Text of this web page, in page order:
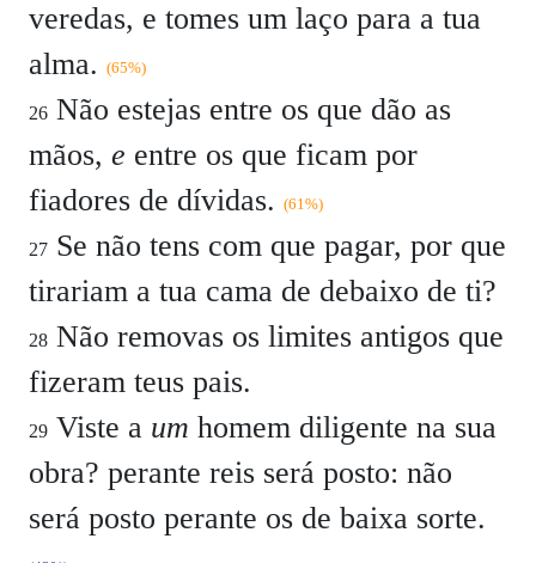
veredas, e tomes um laço para a tua
alma. (65%)
26 Não estejas entre os que dão as
mãos, e entre os que ficam por
fiadores de dívidas. (61%)
27 Se não tens com que pagar, por que
tirariam a tua cama de debaixo de ti?
28 Não removas os limites antigos que
fizeram teus pais.
29 Viste a um homem diligente na sua
obra? perante reis será posto: não
será posto perante os de baixa sorte.